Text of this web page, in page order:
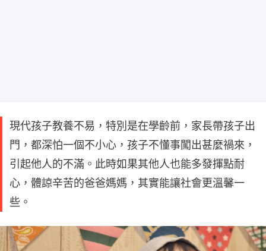
現代孩子教養不易，特別是在學齡前，家長帶孩子出
門，都深怕一個不小心，孩子不懂事闖出甚麼禍來，
引起他人的不滿。此時如果其他人也能多發揮點耐
心，體諒辛苦的爸爸媽媽，其實能讓社會更溫馨一
些。